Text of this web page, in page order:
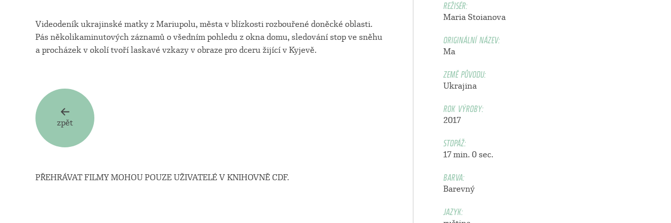
Videodeník ukrajinské matky z Mariupolu, města v blízkosti rozbouřené doněcké oblasti.
Pás několikaminutových záznamů o všedním pohledu z okna domu, sledování stop ve sněhu
a procházek v okolí tvoří laskavé vzkazy v obraze pro dceru žijící v Kyjevě.
REŽISÉR:
Maria Stoianova
ORIGINÁLNÍ NÁZEV:
Ma
ZEMĚ PŮVODU:
Ukrajina
ROK VÝROBY:
2017
STOPÁŽ:
17 min. 0 sec.
BARVA:
Barevný
JAZYK:
zpět
PŘEHRÁVAT FILMY MOHOU POUZE UŽIVATELÉ V KNIHOVNĚ CDF.